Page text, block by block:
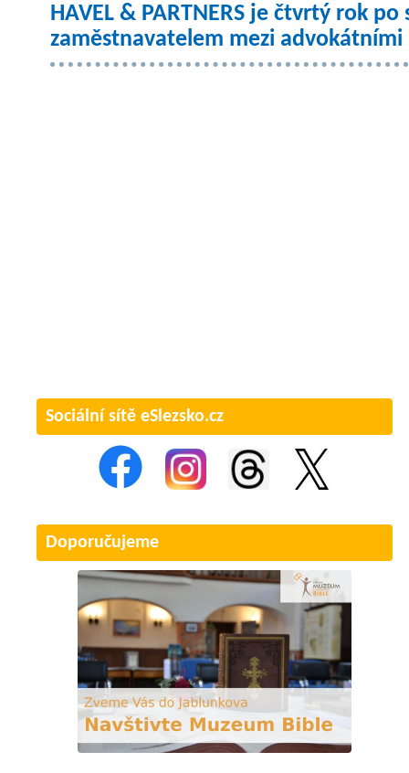
HAVEL & PARTNERS je čtvrtý rok
zaměstnavatelem mezi advokátními
Sociální sítě eSlezsko.cz
Doporučujeme